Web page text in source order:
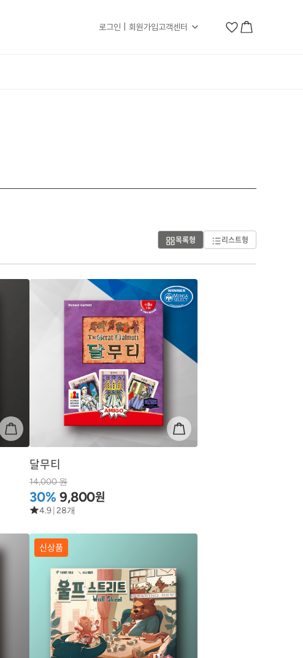
로그인 | 회원가입고객센터
목록형 리스트형
달무티
14,000 원
30% 9,800원
4.9 28개
신상품